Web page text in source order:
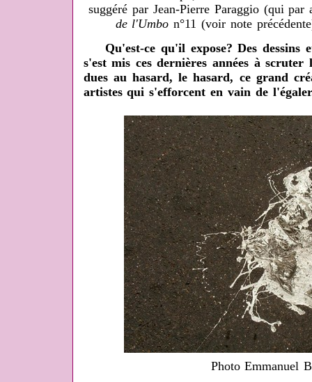
suggéré par Jean-Pierre Paraggio (qui
de l'Umbo n°11 (voir note
Qu'est-ce qu'il expose? Des dessins
s'est mis ces dernières années à scruter
dues au hasard, le hasard, ce grand
artistes qui s'efforcent en vain de
Photo Emmanuel